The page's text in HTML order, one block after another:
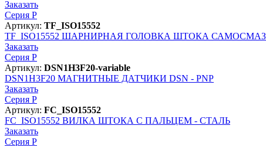
Заказать
Серия P
Артикул: TF_ISO15552
TF_ISO15552 ШАРНИРНАЯ ГОЛОВКА ШТОКА
Заказать
Серия P
Артикул: DSN1H3F20-variable
DSN1H3F20 МАГНИТНЫЕ ДАТЧИКИ DSN - PNP
Заказать
Серия P
Артикул: FC_ISO15552
FC_ISO15552 ВИЛКА ШТОКА С ПАЛЬЦЕМ - СТАЛЬ
Заказать
Серия P